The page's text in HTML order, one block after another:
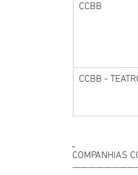
CCBB
CCBB -
COMPANHIAS